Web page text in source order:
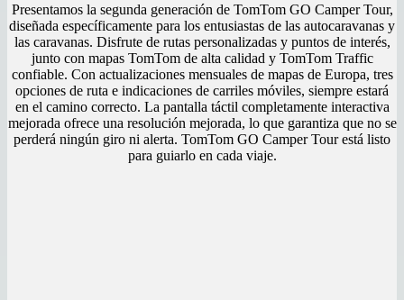
Presentamos la segunda generación de TomTom GO Camper Tour,
diseñada específicamente para los entusiastas de las autocaravanas y
las caravanas. Disfrute de rutas personalizadas y puntos de interés,
junto con mapas TomTom de alta calidad y TomTom Traffic
confiable. Con actualizaciones mensuales de mapas de Europa, tres
opciones de ruta e indicaciones de carriles móviles, siempre estará
en el camino correcto. La pantalla táctil completamente interactiva
mejorada ofrece una resolución mejorada, lo que garantiza que no se
perderá ningún giro ni alerta. TomTom GO Camper Tour está listo
para guiarlo en cada viaje.